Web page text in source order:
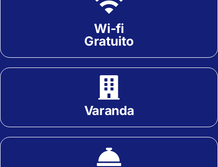
Wi-fi
Gratuito
Varanda